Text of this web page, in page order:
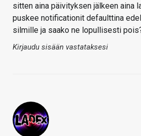
sitten aina päivityksen jälkeen aina
puskee notificationit defaulttina
silmille ja saako ne lopullisesti
Kirjaudu sisään vastataksesi